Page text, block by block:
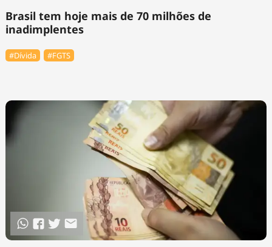
Brasil tem hoje mais de 70 milhões de
inadimplentes
#Dívida #FGTS